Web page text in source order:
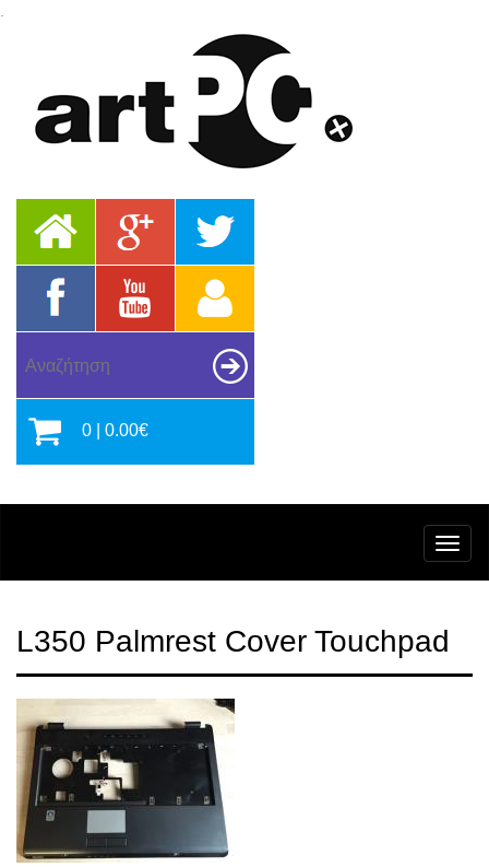
0 | 0.00€
L350 Palmrest Cover Touchpad